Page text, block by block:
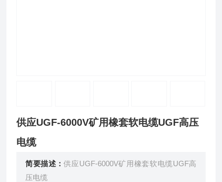
供应UGF-6000V矿用橡套软电缆UGF高压
电缆
简要描述：供应UGF-6000V矿用橡套软电缆UGF高
压电缆